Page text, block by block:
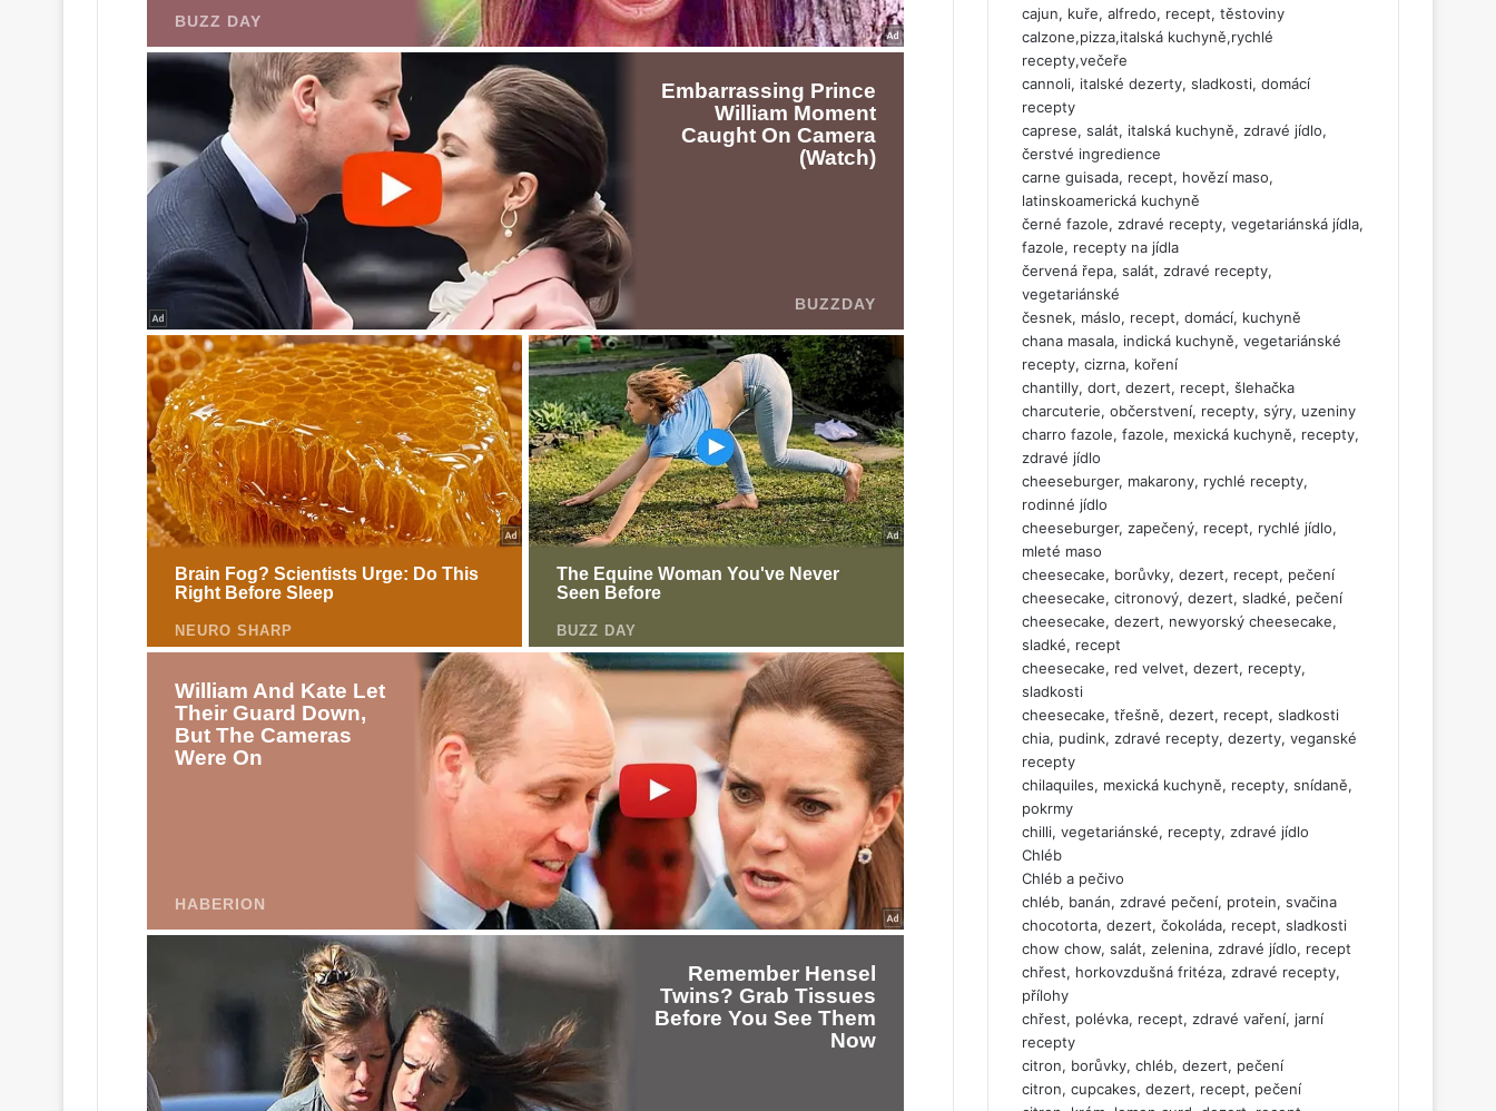
cajun, kuře, alfredo, recept, těstoviny
calzone,pizza,italská kuchyně,rychlé
recepty,večeře
cannoli, italské dezerty, sladkosti, domácí
recepty
caprese, salát, italská kuchyně, zdravé jídlo,
čerstvé ingredience
carne guisada, recept, hovězí maso,
latinskoamerická kuchyně
černé fazole, zdravé recepty, vegetariánská jídla,
fazole, recepty na jídla
červená řepa, salát, zdravé recepty,
vegetariánské
česnek, máslo, recept, domácí, kuchyně
chana masala, indická kuchyně, vegetariánské
recepty, cizrna, koření
chantilly, dort, dezert, recept, šlehačka
charcuterie, občerstvení, recepty, sýry, uzeniny
charro fazole, fazole, mexická kuchyně, recepty,
zdravé jídlo
cheeseburger, makarony, rychlé recepty,
rodinné jídlo
cheeseburger, zapečený, recept, rychlé jídlo,
mleté maso
cheesecake, borůvky, dezert, recept, pečení
cheesecake, citronový, dezert, sladké, pečení
cheesecake, dezert, newyorský cheesecake,
sladké, recept
cheesecake, red velvet, dezert, recepty,
sladkosti
cheesecake, třešně, dezert, recept, sladkosti
chia, pudink, zdravé recepty, dezerty, veganské
recepty
chilaquiles, mexická kuchyně, recepty, snídaně,
pokrmy
chilli, vegetariánské, recepty, zdravé jídlo
Chléb
Chléb a pečivo
chléb, banán, zdravé pečení, protein, svačina
chocotorta, dezert, čokoláda, recept, sladkosti
chow chow, salát, zelenina, zdravé jídlo, recept
chřest, horkovzdušná fritéza, zdravé recepty,
přílohy
chřest, polévka, recept, zdravé vaření, jarní
recepty
citron, borůvky, chléb, dezert, pečení
citron, cupcakes, dezert, recept, pečení